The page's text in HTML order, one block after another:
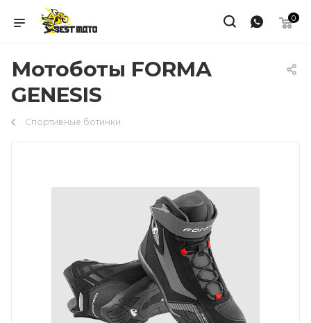
0
Мотоботы FORMA
GENESIS
Спортивные ботинки